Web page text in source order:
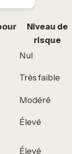
Niveau de
risque
Nul
Très faible
Modéré
Élevé
Élevé